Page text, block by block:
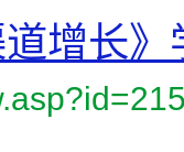
道增长